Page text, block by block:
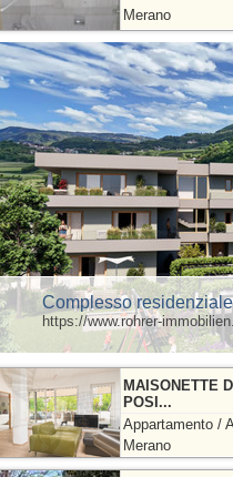
Merano
Complesso
https://www.rohrer-
MAISONETTE
POSI...
Appartamento /
Merano